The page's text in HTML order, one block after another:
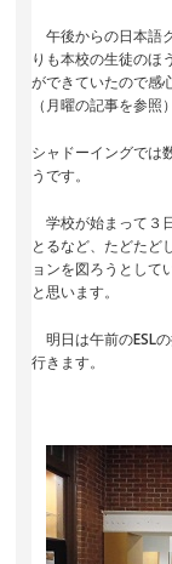
午後からの日本語
りも本校の生徒のほ
ができていたので感
（月曜の記事を参照
シャドーイングでは
うです。
学校が始まって３
とるなど、たどたど
ョンを図ろうとして
と思います。
明日は午前のESL
行きます。